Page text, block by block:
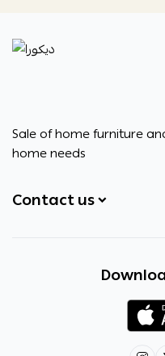
ديكورا
Sale of home furniture
home needs
Contact us
+966531828315